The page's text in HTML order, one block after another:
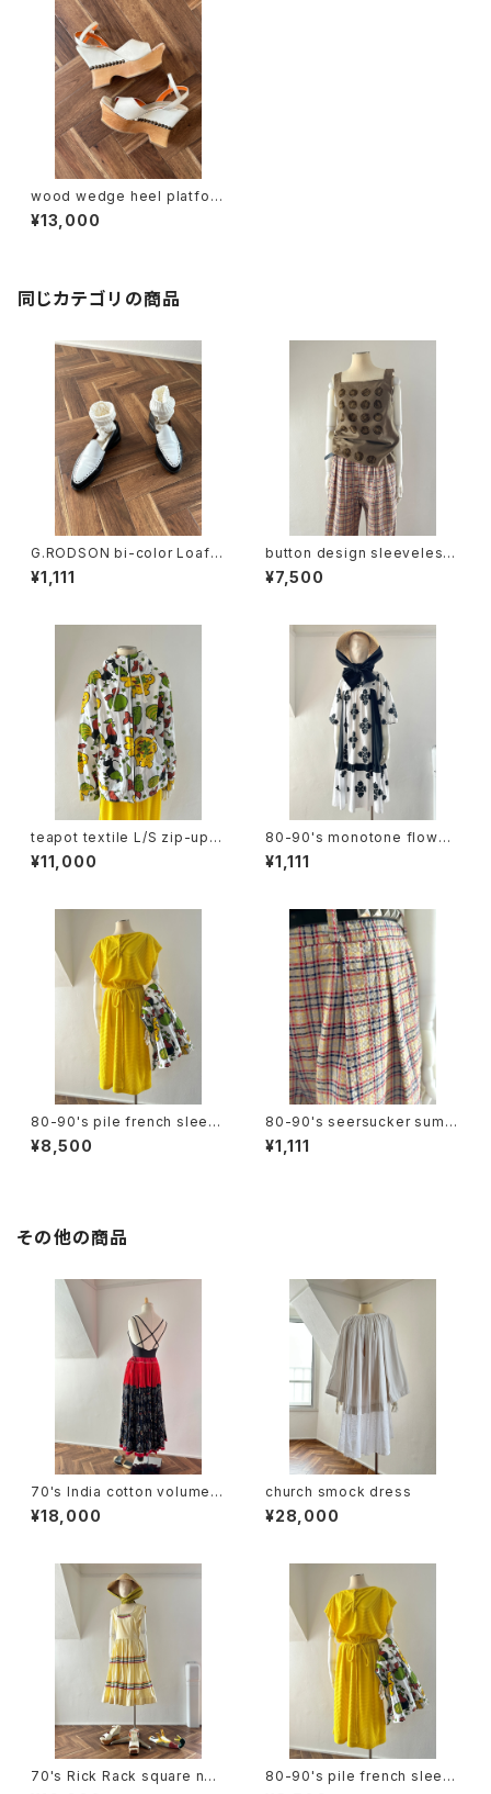
wood wedge heel platfor
m sandal
¥13,000
同じカテゴリの商品
G.RODSON bi-color Loafer
(size6)
¥1,111
button design sleeveless
tops
¥7,500
teapot textile L/S zip-up h
oodie
¥11,000
80-90's monotone flower
design dress
¥1,111
80-90's pile french sleev
e dress
¥8,500
80-90's seersucker summ
er plaid slacks
¥1,111
その他の商品
70's India cotton volume s
kirt
¥18,000
church smock dress
¥28,000
70's Rick Rack square nec
80-90's pile french sleev